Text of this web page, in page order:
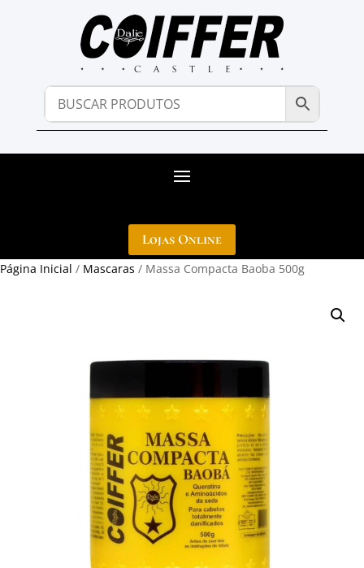
Lojas Online
Página Inicial / Mascaras / Massa Compacta Baoba 500g